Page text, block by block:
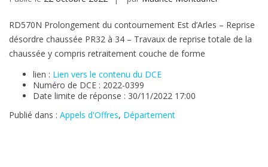
RD570N Prolongement du contournement Est d’Arles – Reprise
désordre chaussée PR32 à 34 – Travaux de reprise totale de la
chaussée y compris retraitement couche de forme
lien : Lien vers le contenu du DCE
Numéro de DCE : 2022-0399
Date limite de réponse : 30/11/2022 17:00
Publié dans : Appels d'Offres, Département